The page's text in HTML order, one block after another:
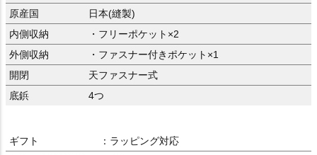
原産国
日本(縫製)
内側収納
・フリーポケット×2
外側収納
・ファスナー付きポケット×1
開閉
天ファスナー式
底鋲
4つ
ギフト
：ラッピング対応